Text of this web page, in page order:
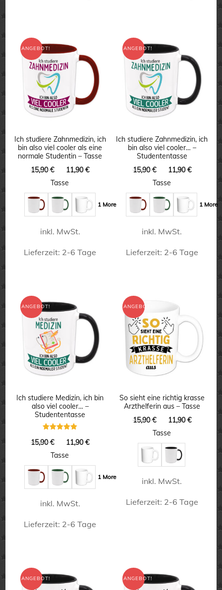
weist
mehrere
Varianten
auf.
Die
können
auf
der
Produktseite
gewählt
werden
weist
mehrere
Varianten
auf.
Die
können
auf
der
Produktseite
gewählt
werden
ANGEBOT!
Ich studiere Zahnmedizin, ich
bin also viel cooler als eine
normale Studentin – Tasse
15,90€
Ursprünglicher
Preis
15,90 €
11,90€
11,90 €.
Tasse
1 More
inkl. MwSt.
Lieferzeit: 2-6 Tage
weist
mehrere
Varianten
auf.
Die
Optionen
können
auf
der
Produktseite
gewählt
werden
ANGEBOT!
Ich studiere Zahnmedizin, ich
bin also viel cooler… –
Studententasse
15,90€
Ursprünglicher
Preis
15,90 €
11,90€
11,90 €.
Tasse
1 More
inkl. MwSt.
Lieferzeit: 2-6 Tage
mehrere
Varianten
auf.
Die
Optionen
können
auf
der
Produktseite
gewählt
ANGEBOT!
Ich studiere Medizin, ich bin
also viel cooler… –
Studententasse
von 5
15,90€
Ursprünglicher
15,90 €
11,90€
Tasse
1 More
inkl. MwSt.
Lieferzeit: 2-6 Tage
weist
ANGEBOT!
So sieht eine richtig krasse
Arzthelferin aus – Tasse
15,90€
Ursprünglicher
15,90 €
11,90€
11,90 €.
Tasse
inkl. MwSt.
Lieferzeit: 2-6 Tage
Varianten
ANGEBOT! ANGEBOT!